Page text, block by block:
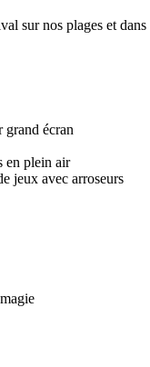
sur nos plages et
grand écran
en plein air
jeux avec arroseurs